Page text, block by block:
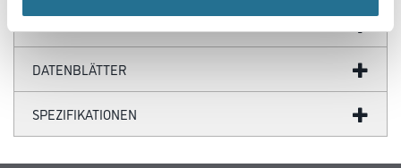
DATENBLÄTTER
SPEZIFIKATIONEN